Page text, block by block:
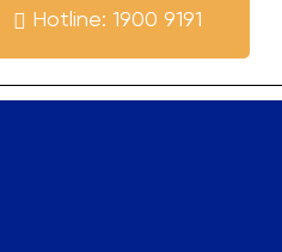
Hotline: 1900 9191